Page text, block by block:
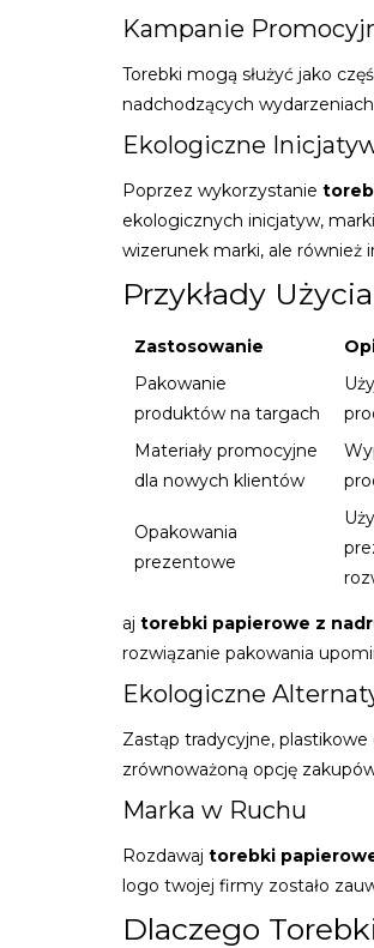
Kampanie
Torebki mogą służyć jako
nadchodzących
Ekologiczne
Poprzez wykorzystanie
ekologicznych inicjatyw,
wizerunek marki, ale również
Przykłady
Zastosowanie
Pakowanie
produktów na targach
Materiały promocyjne
dla nowych klientów
Opakowania
prezentowe
aj torebki papierowe z
rozwiązanie pakowania
Ekologiczne
Zastąp tradycyjne, plastikowe
zrównoważoną opcję
Marka w Ruchu
Rozdawaj torebki
logo twojej firmy zostało
Dlaczego